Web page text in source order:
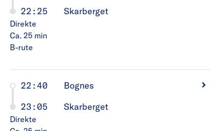
22:25
Skarberget
Direkte
Ca. 25 min
B-rute
22:40
Bognes
23:05
Skarberget
Direkte